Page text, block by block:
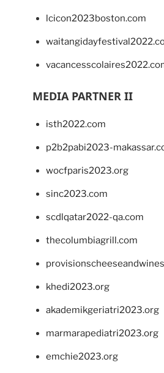
lcicon2023boston.com
MEDIA PARTNER II
isth2022.com
p2b2pabi2023-
wocfparis2023.org
sinc2023.com
scdlqatar2022-qa.com
thecolumbiagrill.com
khedi2023.org
akademikgeriatri2023.org
marmarapediatri2023.org
emchie2023.org